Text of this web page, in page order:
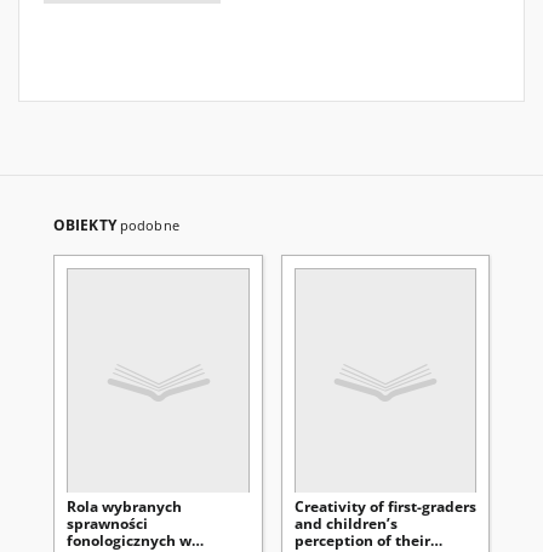
OBIEKTY podobne
Rola wybranych
sprawności
fonologicznych w
Creativity of first-graders
and children’s
perception of their